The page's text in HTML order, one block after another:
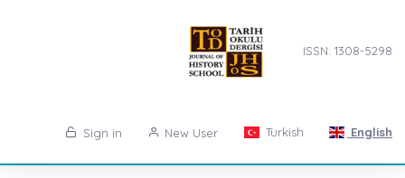
ISSN: 1308-5298
Sign in New User Turkish English